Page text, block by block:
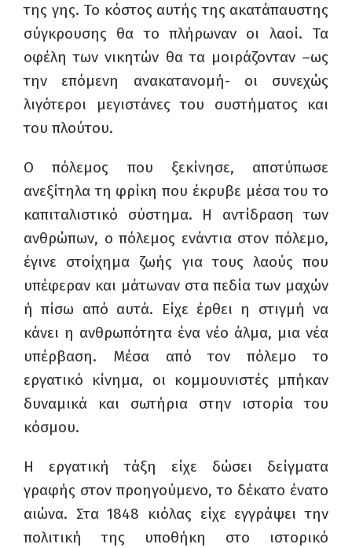
της γης. Το κόστος αυτής της ακατάπαυστης
σύγκρουσης θα το πλήρωναν οι λαοί. Τα
οφέλη των νικητών θα τα μοιράζονταν –ως
την επόμενη ανακατανομή- οι συνεχώς
λιγότεροι μεγιστάνες του συστήματος και
του πλούτου.
Ο πόλεμος που ξεκίνησε, αποτύπωσε
ανεξίτηλα τη φρίκη που έκρυβε μέσα του το
καπιταλιστικό σύστημα. Η αντίδραση των
ανθρώπων, ο πόλεμος ενάντια στον πόλεμο,
έγινε στοίχημα ζωής για τους λαούς που
υπέφεραν και μάτωναν στα πεδία των μαχών
ή πίσω από αυτά. Είχε έρθει η στιγμή να
κάνει η ανθρωπότητα ένα νέο άλμα, μια νέα
υπέρβαση. Μέσα από τον πόλεμο το
εργατικό κίνημα, οι κομμουνιστές μπήκαν
δυναμικά και σωτήρια στην ιστορία του
κόσμου.
Η εργατική τάξη είχε δώσει δείγματα
γραφής στον προηγούμενο, το δέκατο ένατο
αιώνα. Στα 1848 κιόλας είχε εγγράψει την
πολιτική της υποθήκη στο ιστορικό